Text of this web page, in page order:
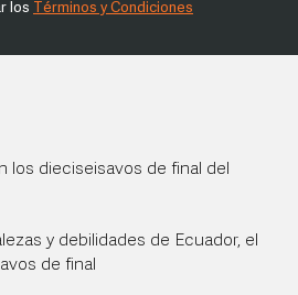
los Términos y Condiciones
los dieciseisavos de final del
y debilidades de Ecuador, el
de final